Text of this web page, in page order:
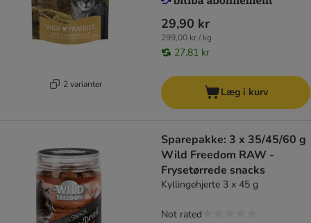
2 varianter
29,90 kr
299,00 kr / kg
27,81 kr
Læg i kurv
Sparepakke: 3 x 35/45/60 g
Wild Freedom RAW -
Frysetørrede snacks
Kyllingehjerte 3 x 45 g
Not rated